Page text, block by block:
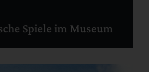
Spiele im Museum